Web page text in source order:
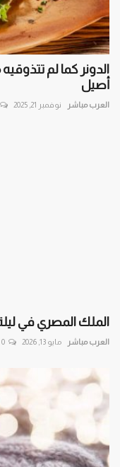
الدونر كما لم
أصيل
العرب مباشر نوفمبر 21, 2025
الملك المصري في ليلة
العرب مباشر مايو 13, 2026 0